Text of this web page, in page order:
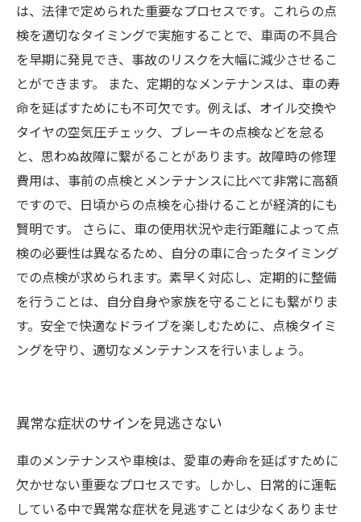
は、法律で定められた重要なプロセスです。これらの点
検を適切なタイミングで実施することで、車両の不具合
を早期に発見でき、事故のリスクを大幅に減少させるこ
とができます。 また、定期的なメンテナンスは、車の寿
命を延ばすためにも不可欠です。例えば、オイル交換や
タイヤの空気圧チェック、ブレーキの点検などを怠る
と、思わぬ故障に繋がることがあります。故障時の修理
費用は、事前の点検とメンテナンスに比べて非常に高額
ですので、日頃からの点検を心掛けることが経済的にも
賢明です。 さらに、車の使用状況や走行距離によって点
検の必要性は異なるため、自分の車に合ったタイミング
での点検が求められます。素早く対応し、定期的に整備
を行うことは、自分自身や家族を守ることにも繋がりま
す。安全で快適なドライブを楽しむために、点検タイミ
ングを守り、適切なメンテナンスを行いましょう。
異常な症状のサインを見逃さない
車のメンテナンスや車検は、愛車の寿命を延ばすために
欠かせない重要なプロセスです。しかし、日常的に運転
している中で異常な症状を見逃すことは少なくありませ